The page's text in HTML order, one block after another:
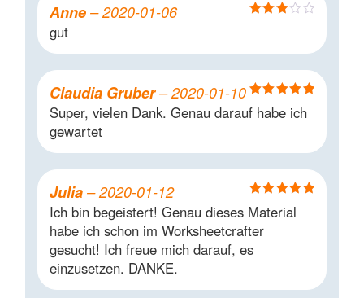
Anne– 2020-01-06
gut
Bewertet mit
5 von 5
Claudia Gruber– 2020-01-10
Super, vielen Dank. Genau darauf habe ich
gewartet
Bewertet mit
5von 5
Julia– 2020-01-12
Ich bin begeistert! Genau dieses Material
habe ich schon im Worksheetcrafter
gesucht! Ich freue mich darauf, es
einzusetzen. DANKE.